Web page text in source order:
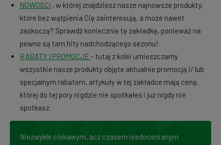
NOWOŚCI , w której znajdziesz nasze najnowsze produkty,
które bez wątpienia Cię zainteresują, a może nawet
zaskoczą? Sprawdź koniecznie tę zakładkę, ponieważ na
pewno są tam hity nadchodzącego sezonu!
RABATY I PROMOCJE - tutaj z kolei umieszczamy
wszystkie nasze produkty objęte aktualnie promocją i/ lub
specjalnym rabatem, artykuły w tej zakładce mają cenę,
której do tej pory nigdzie nie spotkałeś i już nigdy nie
spotkasz.
Niezwykle ciekawym, acz czasem niedocenianym